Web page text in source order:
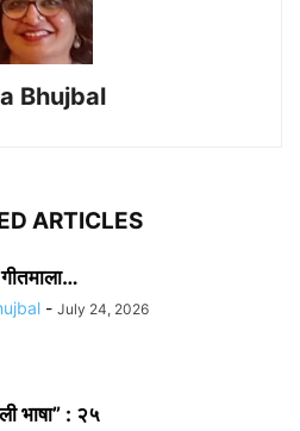
Bhujbal
ARTICLES
- July 24, 2026
भाषा” : २५